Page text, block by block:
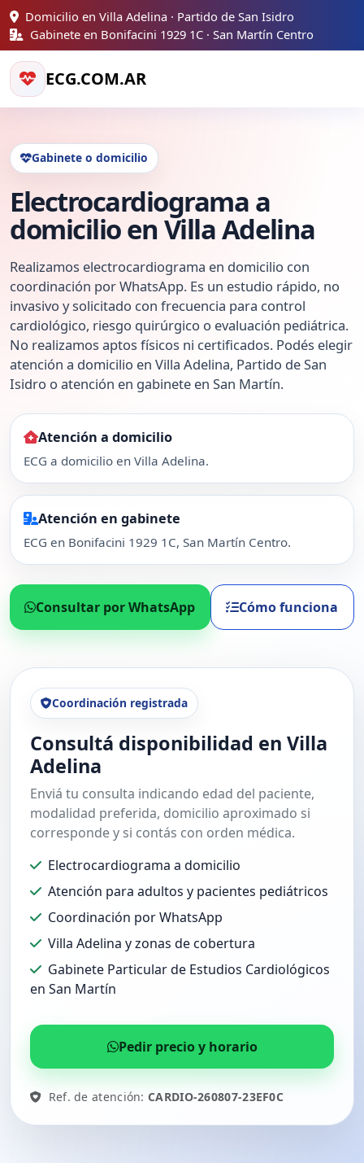
Domicilio en Villa Adelina · Partido de San Isidro
Gabinete en Bonifacini 1929 1C · San Martín Centro
ECG.COM.AR
Gabinete o domicilio
Electrocardiograma a
domicilio en Villa Adelina
Realizamos electrocardiograma en domicilio con
coordinación por WhatsApp. Es un estudio rápido, no
invasivo y solicitado con frecuencia para control
cardiológico, riesgo quirúrgico o evaluación pediátrica.
No realizamos aptos físicos ni certificados. Podés elegir
atención a domicilio en Villa Adelina, Partido de San
Isidro o atención en gabinete en San Martín.
Atención a domicilio
ECG a domicilio en Villa Adelina.
Atención en gabinete
ECG en Bonifacini 1929 1C, San Martín Centro.
Consultar por WhatsApp Cómo funciona
Coordinación registrada
Consultá disponibilidad en Villa
Adelina
Enviá tu consulta indicando edad del paciente,
modalidad preferida, domicilio aproximado si
corresponde y si contás con orden médica.
Electrocardiograma a domicilio
Atención para adultos y pacientes pediátricos
Coordinación por WhatsApp
Villa Adelina y zonas de cobertura
Gabinete Particular de Estudios Cardiológicos
en San Martín
Pedir precio y horario
Ref. de atención:CARDIO-260807-23EF0C